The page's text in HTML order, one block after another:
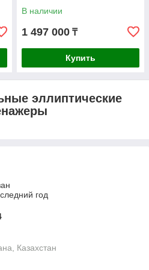
В наличии
1 497 000 ₸
Купить
эллиптические
год
Казахстан